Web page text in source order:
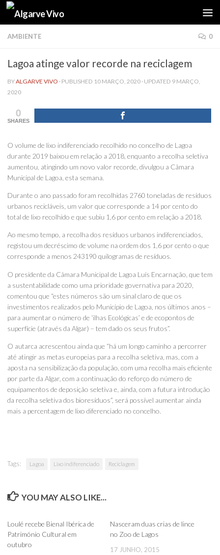
Skip to content
AMBIENTE 0
Lagoa atinge valor recorde na reciclagem
BYALGARVE VIVO · PUBLISHED 10 MARÇO, 2020 · UPDATED 9 MARÇO,
2020
0
SHARES
O volume de lixo indiferenciado recolhido no concelho de Lagoa
durante 2019 baixou em relação a 2018, enquanto a recolha seletiva
aumentou, atingindo um novo valor recorde, divulgou a Câmara
Municipal de Lagoa, esta semana.
Durante o ano passado foram recolhidas 2760 toneladas de resíduos
urbanos recicláveis, um valor que corresponde a 14 por cento do
total de lixo recolhido e que subiu 1,6 por cento em relação a 2018.
Ao mesmo tempo, a recolha dos resíduos urbanos indiferenciados,
registou um decréscimo de volume na ordem dos 1,6 por cento o que
corresponde a menos 243190 quilogramas de resíduos.
O presidente da Câmara Municipal de Lagoa Luís Encarnação, que tem
a sustentabilidade como uma prioridade governativa para 2020,
comentou que “estes números são um sinal claro de que os
investimentos realizados pelo Município de Lagoa, nos últimos anos –
para aumentar o número de ‘ilhas Ecológicas’ e de ecopontos de
superfície (através da Algar) – tem dado os seus frutos”.
O autarca acrescentou ainda que “há um longo caminho a percorrer
até atingir as metas europeias para a recolha seletiva, mas, com a
aposta na sensibilização da população, com uma recolha mais eficiente
por parte da Algar, com a continuação do reforço do número de
equipamentos de deposição seletiva e, ainda, com a futura introdução
da recolha seletiva dos bioresíduos”, será possível aumentar ainda
mais a percentagem de lixo diferenciado no concelho.
Tags: Lagoa Lixo indiferenciado Reciclagem
YOU MAY ALSO LIKE...
Loulé recebe Bienal Ibérica de
Património Cultural em
outubro
Nasceram duas crias de lince
no Zoo de Lagos
17 JUNHO, 2015